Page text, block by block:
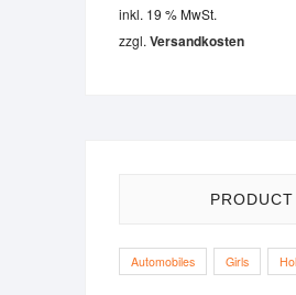
inkl. 19 % MwSt.
zzgl.Versandkosten
Automobiles Girls